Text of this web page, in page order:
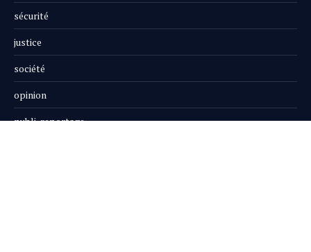
sécurité
justice
société
opinion
publi-reportage